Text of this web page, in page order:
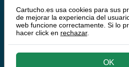
negro
200.000 páginas
Cartucho.es usa cookies para sus
de mejorar la experiencia del
web funcione correctamente. Si lo
hacer click en rechazar.
OK